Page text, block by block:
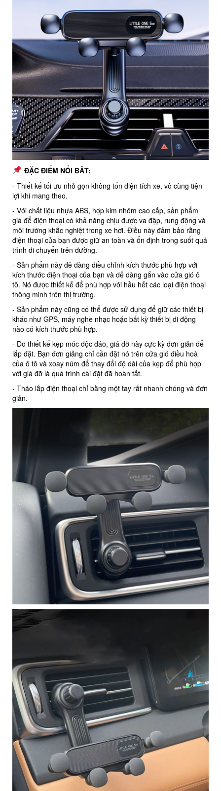
ĐẶC ĐIỂM NỔI BÂT:
- Thiết kế tối ưu nhỏ gọn không tốn diện tích xe, vô cùng tiện
lợi khi mang theo.
- Với chất liệu nhựa ABS, hợp kim nhôm cao cấp, sản phẩm
giá để điện thoại có khả năng chịu được va đập, rung động và
môi trường khắc nghiệt trong xe hơi. Điều này đảm bảo rằng
điện thoại của bạn được giữ an toàn và ổn định trong suốt quá
trình di chuyển trên đường.
- Sản phẩm này dễ dàng điều chỉnh kích thước phù hợp với
kích thước điện thoại của bạn và dễ dàng gắn vào cửa gió ô
tô. Nó được thiết kế để phù hợp với hầu hết các loại điện thoại
thông minh trên thị trường.
- Sản phẩm này cũng có thể được sử dụng để giữ các thiết bị
khác như GPS, máy nghe nhạc hoặc bất kỳ thiết bị di động
nào có kích thước phù hợp.
- Do thiết kế kẹp móc độc đáo, giá đỡ này cực kỳ đơn giản để
lắp đặt. Bạn đơn giảng chỉ cần đặt nó trên cửa gió điều hoà
của ô tô và xoay núm để thay đổi độ dài của kẹp để phù hợp
với giá đỡ là quá trình cài đặt đã hoàn tất.
- Tháo lắp điện thoại chỉ bằng một tay rất nhanh chóng và đơn
giản.